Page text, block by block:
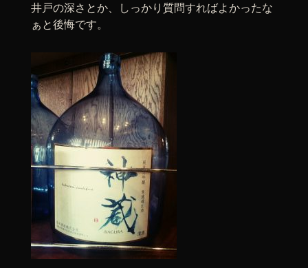
井戸の深さとか、しっかり質問すればよかったな
ぁと後悔です。